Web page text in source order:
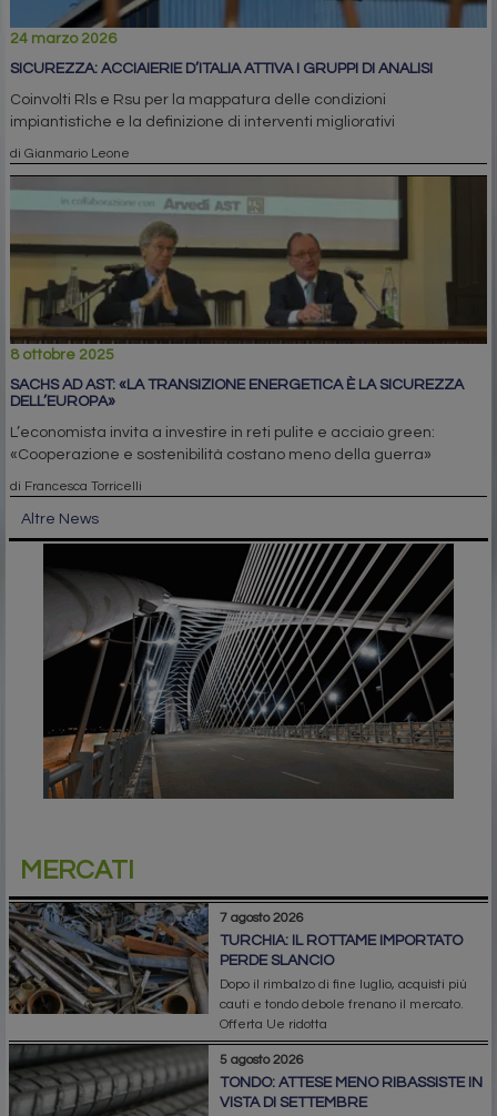
24 marzo 2026
SICUREZZA: ACCIAIERIE D’ITALIA ATTIVA I GRUPPI DI ANALISI
Coinvolti Rls e Rsu per la mappatura delle condizioni
impiantistiche e la definizione di interventi migliorativi
di Gianmario Leone
8 ottobre 2025
SACHS AD AST: «LA TRANSIZIONE ENERGETICA È LA SICUREZZA
DELL’EUROPA»
L’economista invita a investire in reti pulite e acciaio green:
«Cooperazione e sostenibilità costano meno della guerra»
di Francesca Torricelli
Altre News
MERCATI
7 agosto 2026
TURCHIA: IL ROTTAME IMPORTATO
PERDE SLANCIO
Dopo il rimbalzo di fine luglio, acquisti più
cauti e tondo debole frenano il mercato.
Offerta Ue ridotta
5 agosto 2026
TONDO: ATTESE MENO RIBASSISTE IN
VISTA DI SETTEMBRE